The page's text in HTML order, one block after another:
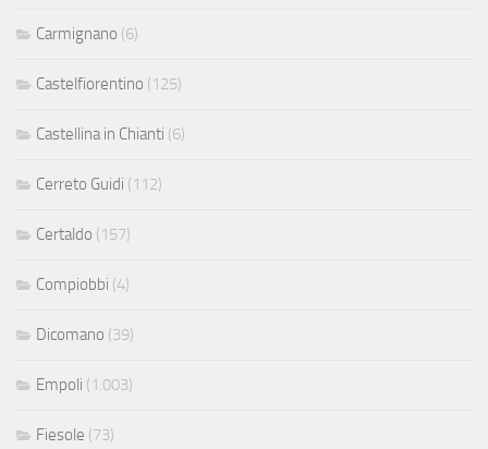
Carmignano (6)
Castelfiorentino (125)
Castellina in Chianti (6)
Cerreto Guidi (112)
Certaldo (157)
Compiobbi (4)
Dicomano (39)
Empoli (1.003)
Fiesole (73)